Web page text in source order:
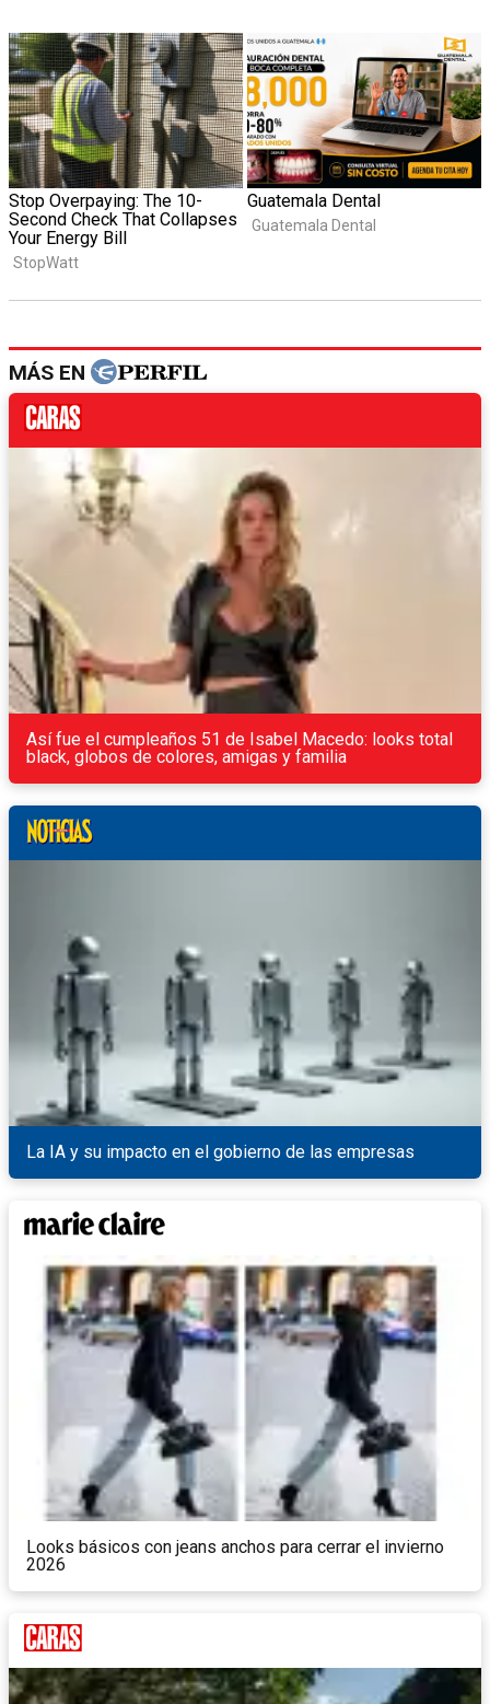
MÁS EN
Así fue el cumpleaños 51 de Isabel Macedo: looks total
black, globos de colores, amigas y familia
La IA y su impacto en el gobierno de las empresas
Looks básicos con jeans anchos para cerrar el invierno
2026